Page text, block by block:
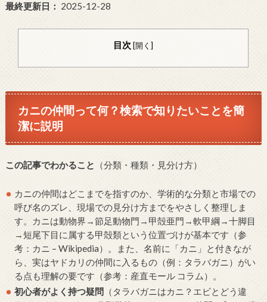
最終更新日： 2025-12-28
目次 [開く]
カニの仲間って何？検索で知りたいことを簡
潔に説明
この記事でわかること （分類・種類・見分け方）
カニの仲間はどこまでを指すのか、学術的な分類と市場での
呼び名のズレ、現場での見分け方までをやさしく整理しま
す。カニは動物界→節足動物門→甲殻亜門→軟甲綱→十脚目
→短尾下目に属する甲殻類という位置づけが基本です（参
考：カニ – Wikipedia）。また、名前に「カニ」と付きなが
ら、実はヤドカリの仲間に入るもの（例：タラバガニ）がい
る点も理解の要です（参考：産直モール コラム）。
初心者がよく持つ疑問 （タラバガニはカニ？エビとどう違